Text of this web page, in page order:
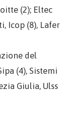
(2); Eltec
Icop (8),
del
(4), Sistemi
Giulia, Ulss